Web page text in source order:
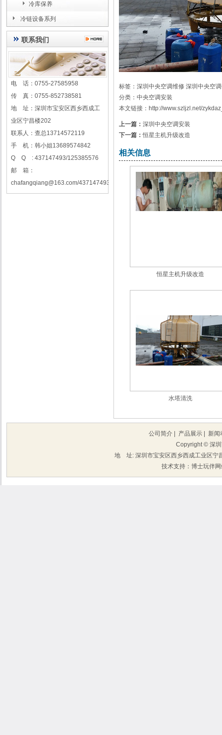
冷库保养
冷链设备系列
联系我们
电 话：0755-27585958
传 真：0755-852738581
地 址：深圳市宝安区西乡西成工
业区宁昌楼202
联系人：查总13714572119
手 机：韩小姐13689574842
Q Q : 437147493/125385576
邮 箱：
chafangqiang@163.com/437147493@qq.com/125385576@qq.com
标签： 深圳中央空调维修 深圳中央空
分类： 中央空调安装
本文链接： http://www.szljzl.net/
上一篇： 深圳中央空调安装
下一篇：恒星主机升级改造
相关信息
恒星主机升级改造
水塔清洗
公司简介 产品展示
新闻
Copyright © 深
地 址: 深圳市宝安区西乡西成工业区
技术支持：博士玩伴